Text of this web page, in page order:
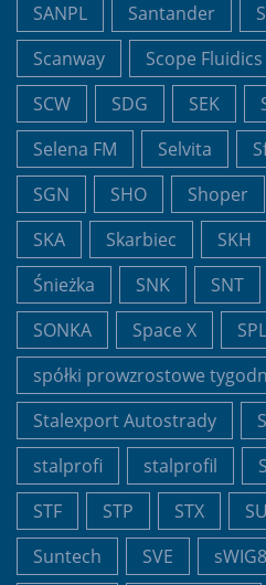
SANPL
Santander
Scanway
Scope Fluidics
SCW
SDG SEK
Selena FM
Selvita
SGN
SHO Shoper
SKA
Skarbiec SKH
Śnieżka
SNK SNT
SONKA
Space X SPL
spółki prowzrostowe
Stalexport Autostrady
stalprofi
stalprofil
STF
STP STX
Suntech
SVE